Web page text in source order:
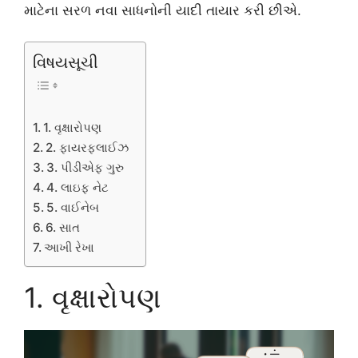
માટેના સરળ નવા સાધનોની યાદી તાયાર કરી છીએ.
વિષયસૂચી
1. વૃક્ષારોપણ
2. ફાયરફ્લાઈઝ
3. પીડીએફ ગુરુ
4. લાઇફ નેટ
5. વાઈનેબ
6. સાત
આખી રેખા
1. વૃક્ષારોપણ